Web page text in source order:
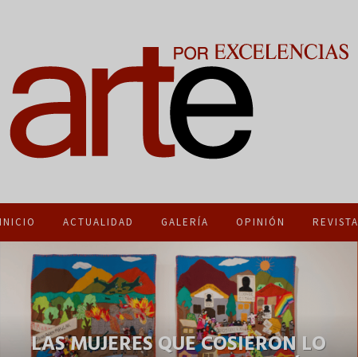
INICIO ACTUALIDAD GALERÍA OPINIÓN REVISTA
LAS MUJERES QUE COSIERON LO